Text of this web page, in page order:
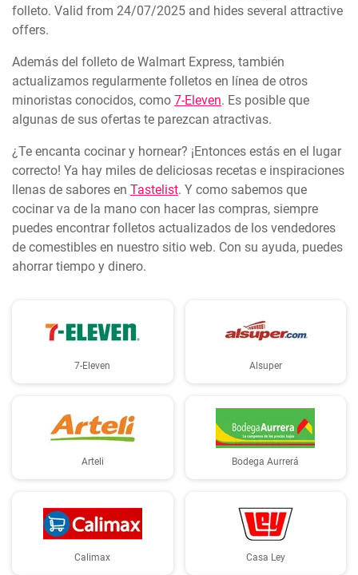
folleto. Valid from 24/07/2025 and hides several attractive
offers.
Además del folleto de Walmart Express, también
actualizamos regularmente folletos en línea de otros
minoristas conocidos, como 7-Eleven. Es posible que
algunas de sus ofertas te parezcan atractivas.
¿Te encanta cocinar y hornear? ¡Entonces estás en el lugar
correcto! Ya hay miles de deliciosas recetas e inspiraciones
llenas de sabores en Tastelist. Y como sabemos que
cocinar va de la mano con hacer las compras, siempre
puedes encontrar folletos actualizados de los vendedores
de comestibles en nuestro sitio web. Con su ayuda, puedes
ahorrar tiempo y dinero.
7-Eleven Alsuper
Arteli Bodega Aurrerá
Calimax Casa Ley